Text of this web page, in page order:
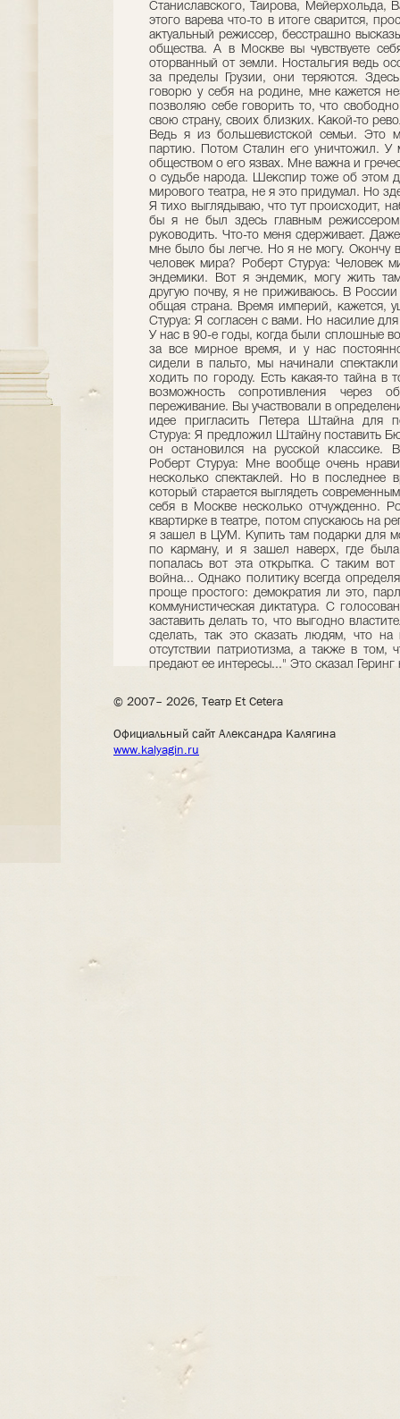
Станиславского, Таирова, Мейерхольда,
этого варева что-то в итоге сварится,
актуальный режиссер, бесстрашно
общества. А в Москве вы чувствуете
оторванный от земли. Ностальгия ведь
за пределы Грузии, они теряются.
говорю у себя на родине, мне кажется
позволяю себе говорить то, что
свою страну, своих близких. Какой-то
Ведь я из большевистской семьи. Это
партию. Потом Сталин его уничтожил. У
обществом о его язвах. Мне важна и
о судьбе народа. Шекспир тоже об этом
мирового театра, не я это придумал. Но
Я тихо выглядываю, что тут происходит,
бы я не был здесь главным
руководить. Что-то меня сдерживает.
мне было бы легче. Но я не могу. Окончу
человек мира? Роберт Стуруа: Человек
эндемики. Вот я эндемик, могу жить
другую почву, я не приживаюсь. В
общая страна. Время империй, кажется,
Стуруа: Я согласен с вами. Но насилие
У нас в 90-е годы, когда были сплошные
за все мирное время, и у нас
сидели в пальто, мы начинали
ходить по городу. Есть какая-то тайна
возможность сопротивления через
переживание. Вы участвовали в
идее пригласить Петера Штайна для
Стуруа: Я предложил Штайну поставить
он остановился на русской классике.
Роберт Стуруа: Мне вообще очень
несколько спектаклей. Но в последнее
который старается выглядеть
себя в Москве несколько отчужденно.
квартирке в театре, потом спускаюсь на
я зашел в ЦУМ. Купить там подарки для
по карману, и я зашел наверх, где
попалась вот эта открытка. С таким
война... Однако политику всегда
проще простого: демократия ли это,
коммунистическая диктатура. С
заставить делать то, что выгодно
сделать, так это сказать людям, что
отсутствии патриотизма, а также в том,
предают ее интересы..." Это сказал
© 2007– 2026, Театр Et Cetera
Официальный сайт Александра Калягина
www.kalyagin.ru